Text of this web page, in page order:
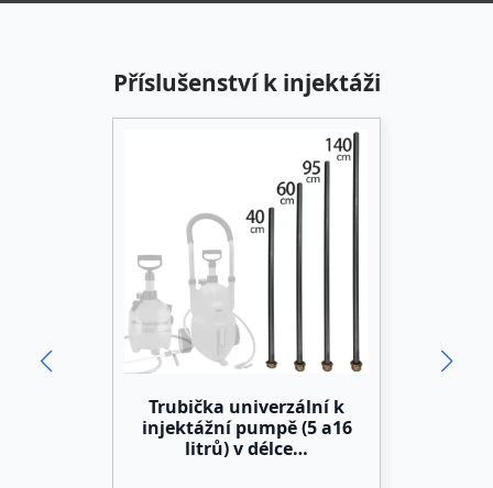
Příslušenství k injektáži
Trubička univerzální k
injektážní pumpě (5 a16
litrů) v délce…